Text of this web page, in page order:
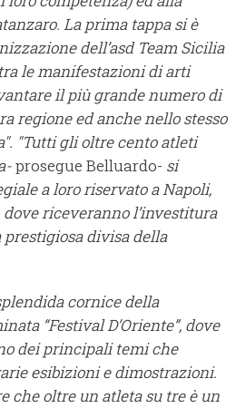
La prima tappa si è
dell’asd Team Sicilia
le manifestazioni di arti
il più grande numero di
regione ed anche nello stesso
"Tutti gli oltre cento atleti
prosegue Belluardo- si
a loro riservato a Napoli,
riceveranno l’investitura
divisa della
cornice della
“Festival D’Oriente”, dove
dei principali temi che
esibizioni e dimostrazioni.
che oltre un atleta su tre è un